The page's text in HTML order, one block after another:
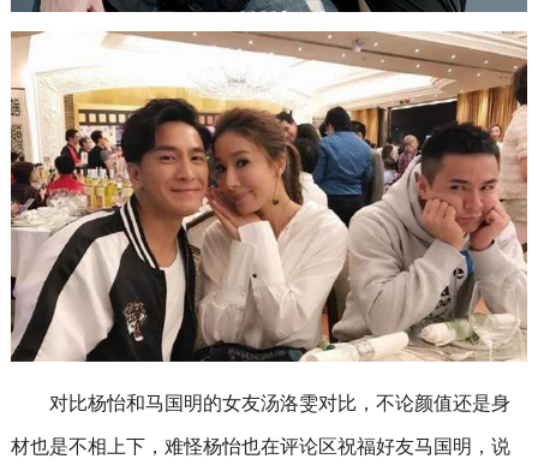
对比杨怡和马国明的女友汤洛雯对比，不论颜值还是身
材也是不相上下，难怪杨怡也在评论区祝福好友马国明，说